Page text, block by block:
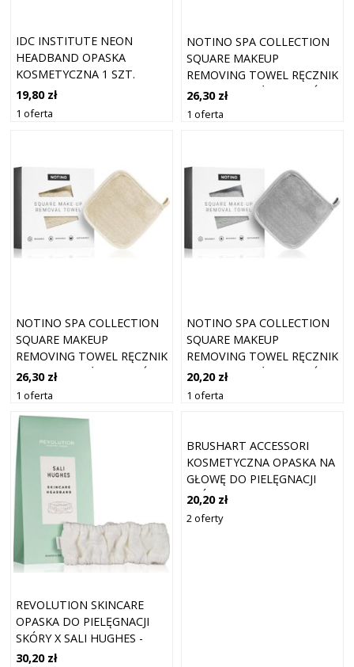
IDC INSTITUTE NEON
HEADBAND OPASKA
KOSMETYCZNA 1 SZT.
19,80 zł
1 oferta
NOTINO SPA COLLECTION
SQUARE MAKEUP
REMOVING TOWEL RĘCZNIK
DO DEMAKIJAŻU ODCIEŃ 1
SZT.
26,30 zł
1 oferta
NOTINO SPA COLLECTION
SQUARE MAKEUP
REMOVING TOWEL RĘCZNIK
DO DEMAKIJAŻU ODCIEŃ 1
SZT.
26,30 zł
1 oferta
NOTINO SPA COLLECTION
SQUARE MAKEUP
REMOVING TOWEL RĘCZNIK
DO DEMAKIJAŻU ODCIEŃ
GREY 1 SZT.
20,20 zł
1 oferta
REVOLUTION SKINCARE
OPASKA DO PIELĘGNACJI
SKÓRY X SALI HUGHES -
OPASKA KOSMETYCZNA
30,20 zł
BRUSHART ACCESSORI
KOSMETYCZNA OPASKA NA
GŁOWĘ DO PIELĘGNACJI
SKÓRY LAMPART 1 SZT
20,20 zł
2 oferty